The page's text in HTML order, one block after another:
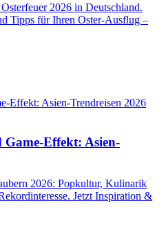
2026 in Deutschland.
Tipps für Ihren Oster-Ausflug –
Effekt: Asien-
2026: Popkultur, Kulinarik
Jetzt Inspiration &